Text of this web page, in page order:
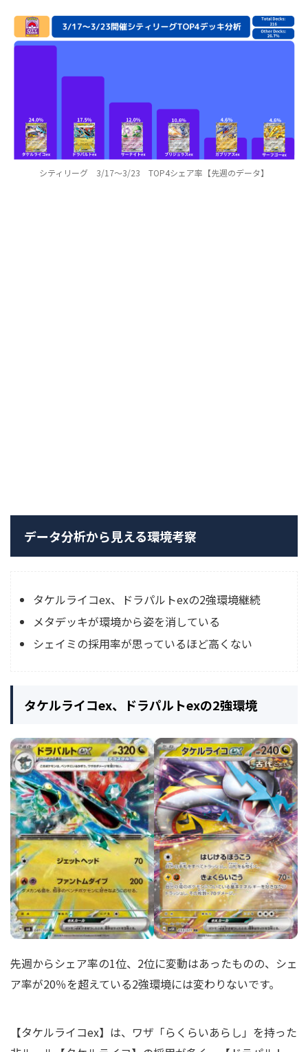
シティリーグ 3/17～3/23 TOP4シェア率【先週のデータ】
データ分析から見える環境考察
タケルライコex、ドラパルトexの2強環境継続
メタデッキが環境から姿を消している
シェイミの採用率が思っているほど高くない
タケルライコex、ドラパルトexの2強環境
先週からシェア率の1位、2位に変動はあったものの、シェ
ア率が20％を超えている2強環境には変わりないです。
【タケルライコex】は、ワザ「らくらいあらし」を持った